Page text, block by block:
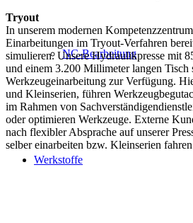
NC-Bearbeitung
Werkstoffe
Tryout
In unserem modernen
Einarbeitungen im Tryout-Verfahren
simulieren. Unsere Hydraulikpresse mit
und einem 3.200 Millimeter langen Tisch
Werkzeugeinarbeitung zur Verfügung.
und Kleinserien, führen
im Rahmen von
oder optimieren Werkzeuge. Externe
nach flexibler Absprache auf unserer
selber einarbeiten bzw. Kleinserien